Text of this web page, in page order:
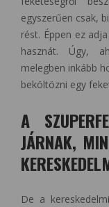
egyszerűen csak,
rést. Éppen ez
hasznát. Úgy,
melegben inkább
beköltözni egy
A
JÁRNAK,
De a